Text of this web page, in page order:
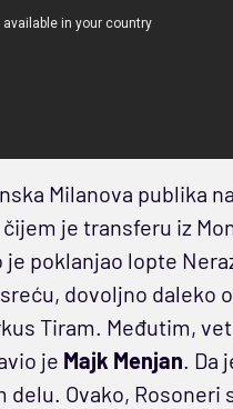
Milanova publika
je transferu iz
poklanjao lopte
dovoljno daleko
Tiram. Međutim,
je Majk Menjan. Da
Ovako, Rosoneri